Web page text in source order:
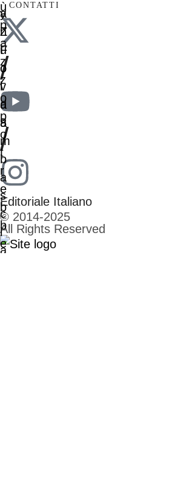
CONTATTI
/
/
Editoriale Italiano
© 2014-2025
All Rights Reserved